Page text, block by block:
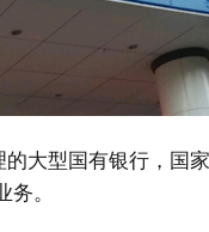
大型国有银行，国
。